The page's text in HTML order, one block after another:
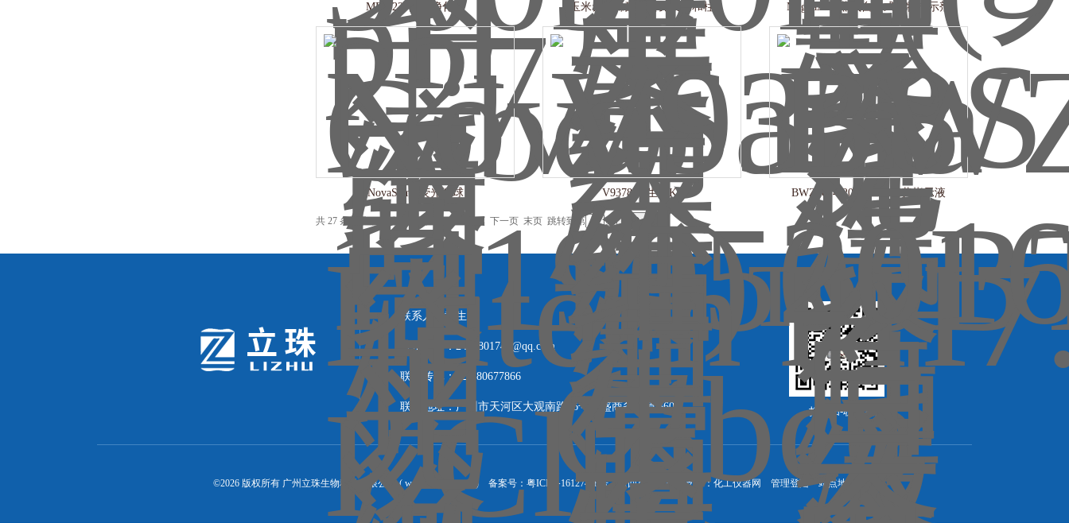
MFC 227固相净化柱 玉米赤霉烯酮复合免疫亲和柱 MagnaAmp蒸汽自含式生物指示剂
NovaSama 荧光微球 V9378 维生素K2 BWZ6014-2016 二甲基黄指示液
共 27 条记录，当前 1 / 2 页 首页 上一页 下一页 末页 跳转到第 页
联系人：黄生
联系邮箱：2465801742@qq.com
联系传真：020-80677866
联系地址：广州市天河区大观南路26号长盛商务大厦B606 扫一扫-联系我们
©2026 版权所有 广州立珠生物科技有限公司 ( www.lizhugz.com ) 备案号：粤ICP备16127478号 返回首页 技术支持： 化工仪器网 管理登陆 站点地图